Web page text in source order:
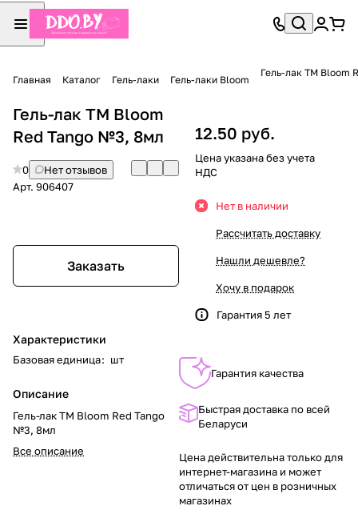
Главная Каталог Гель-лаки Гель-лаки Bloom
Гель-лак TM Bloom
Гель-лак TM Bloom
Red Tango №3, 8мл
0
Нет отзывов
Арт. 906407
Заказать
Характеристики
Базовая единица: шт
Описание
Гель-лак TM Bloom Red Tango
№3, 8мл
Все описание
12.50 руб.
Цена указана без учета
НДС
Нет в наличии
Рассчитать доставку
Нашли дешевле?
Хочу в подарок
Гарантия 5 лет
Гарантия качества
Быстрая доставка по всей
Беларуси
Цена действительна только для
интернет-магазина и может
отличаться от цен в розничных
магазинах